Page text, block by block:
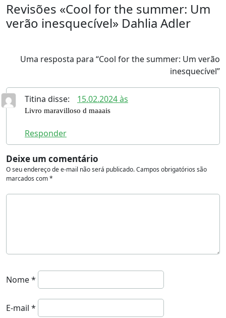
Revisões «Cool for the summer: Um
verão inesquecível» Dahlia Adler
Uma resposta para “Cool for the summer: Um verão
inesquecível”
Titina disse: 15.02.2024 às
Livro maravilloso d maaais
Responder
Deixe um comentário
O seu endereço de e-mail não será publicado.Campos obrigatórios são
marcados com*
Nome*
E-mail *